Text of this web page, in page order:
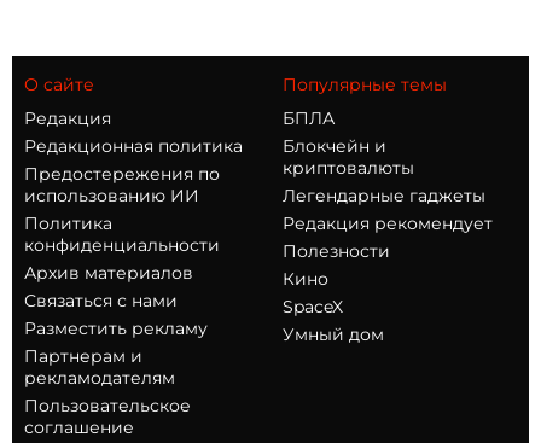
О сайте
Редакция
Редакционная политика
Предостережения по
использованию ИИ
Политика
конфиденциальности
Архив материалов
Связаться с нами
Разместить рекламу
Партнерам и
рекламодателям
Пользовательское
соглашение
Популярные темы
БПЛА
Блокчейн и
криптовалюты
Легендарные гаджеты
Редакция рекомендует
Полезности
Кино
SpaceX
Умный дом